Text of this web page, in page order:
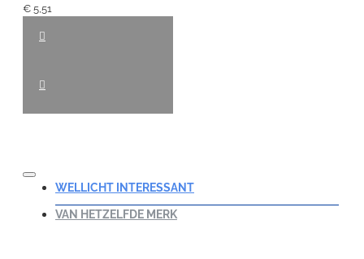
€ 5,51
WELLICHT INTERESSANT
VAN HETZELFDE MERK